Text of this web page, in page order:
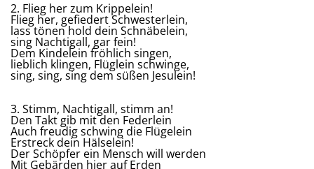
2. Flieg her zum Krippelein!
Flieg her, gefiedert Schwesterlein,
lass tönen hold dein Schnäbelein,
sing Nachtigall, gar fein!
Dem Kindelein fröhlich singen,
lieblich klingen, Flüglein schwinge,
sing, sing, sing dem süßen Jesulein!
3. Stimm, Nachtigall, stimm an!
Den Takt gib mit den Federlein
Auch freudig schwing die Flügelein
Erstreck dein Hälselein!
Der Schöpfer ein Mensch will werden
Mit Gebärden hier auf Erden